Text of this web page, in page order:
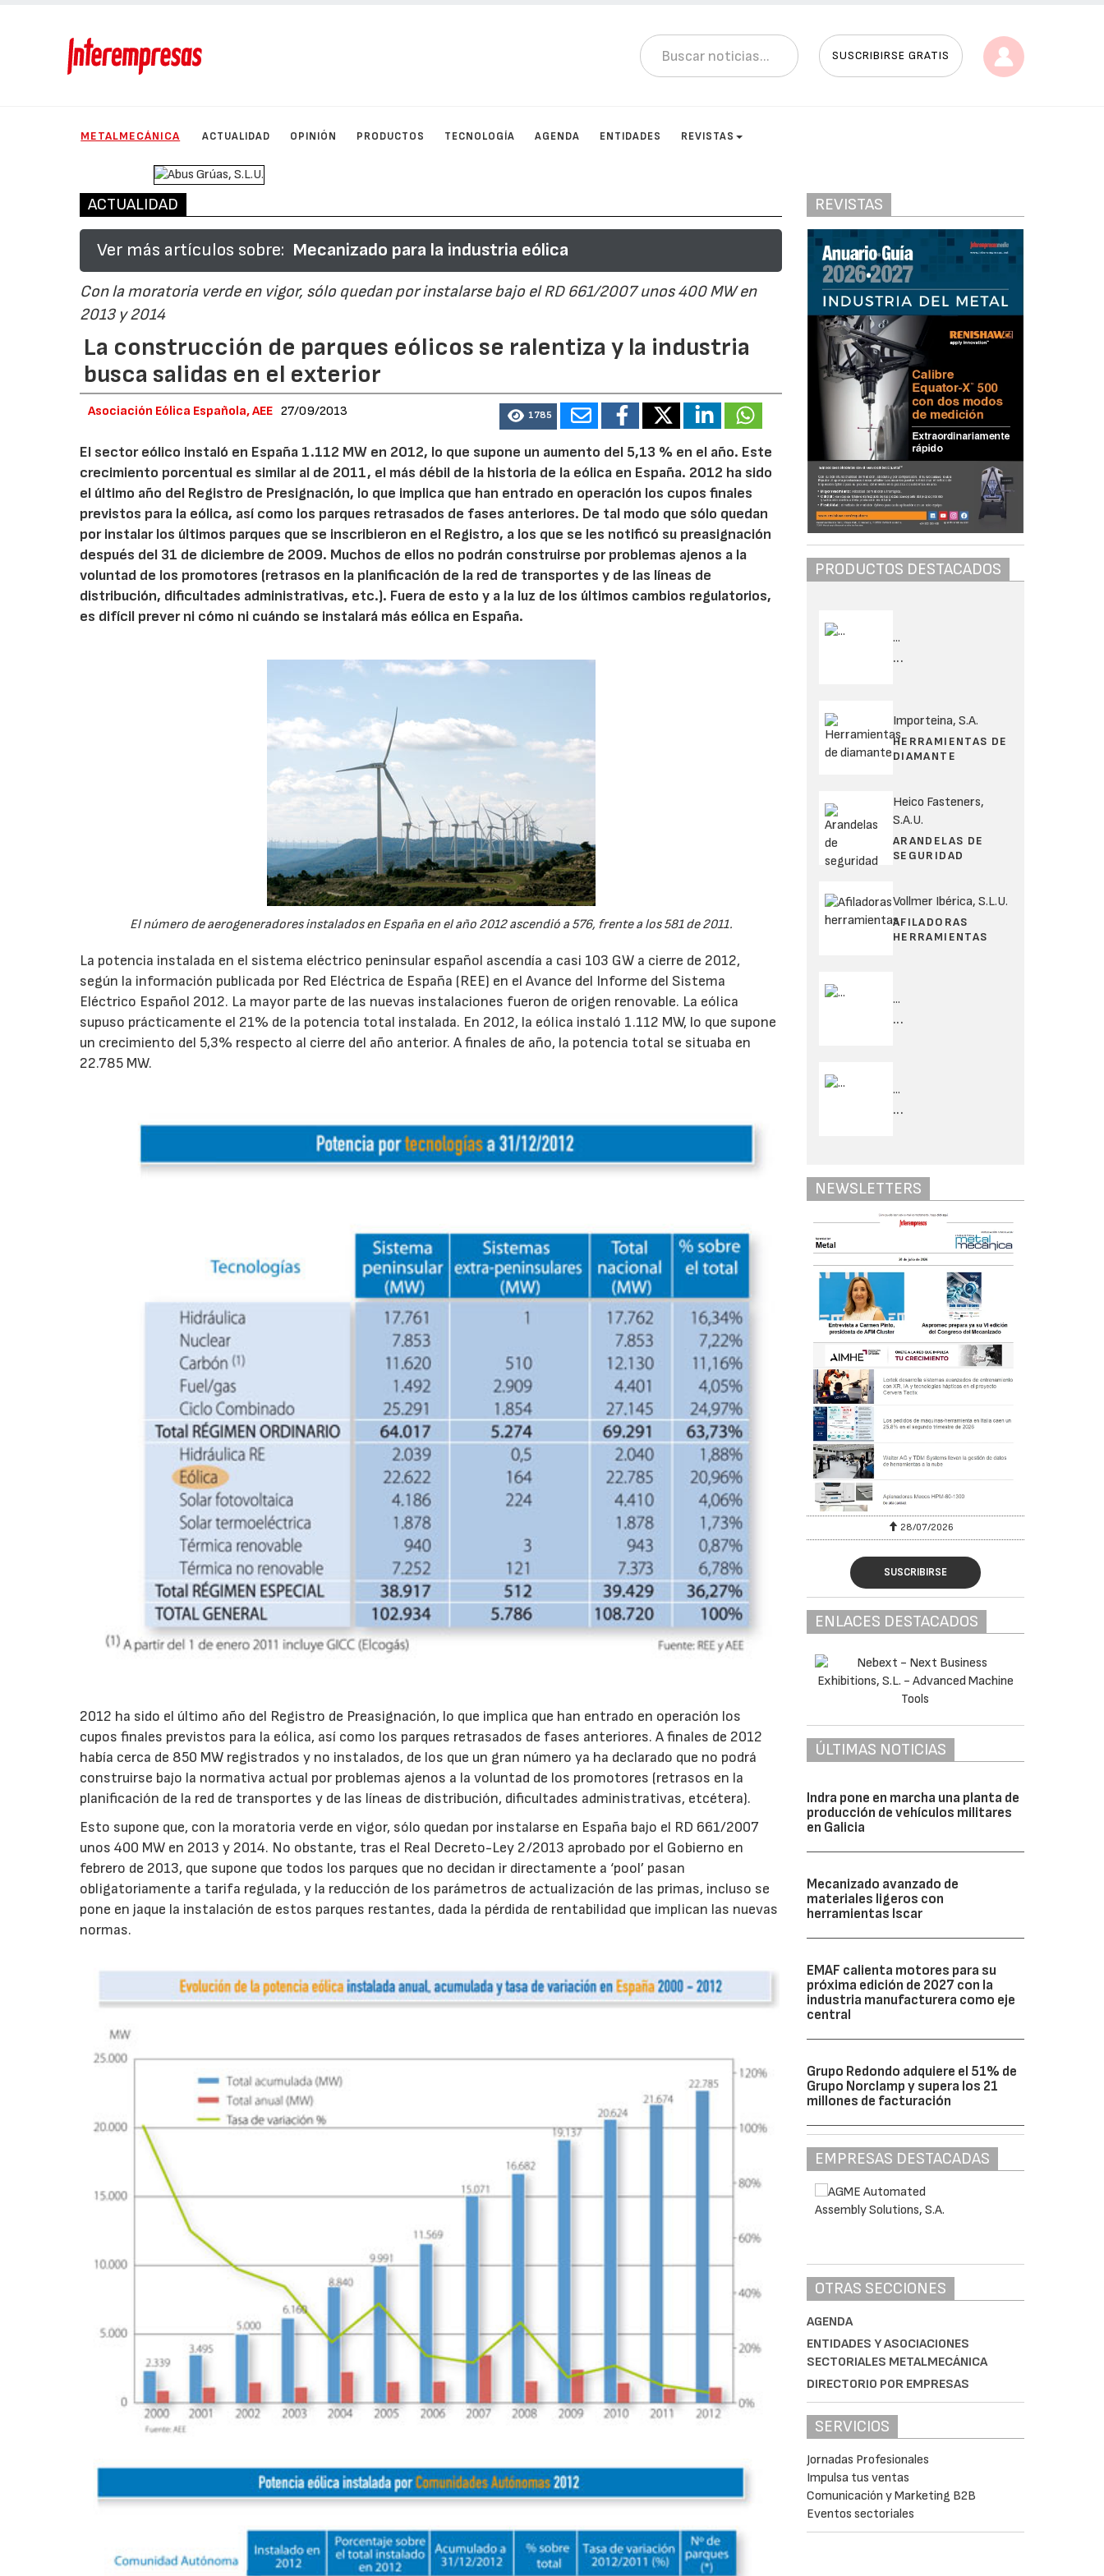
SUSCRIBIRSE GRATIS
METALMECÁNICA ACTUALIDAD OPINIÓN PRODUCTOS TECNOLOGÍA AGENDA ENTIDADES REVISTAS
ACTUALIDAD
Ver más artículos sobre: Mecanizado para la industria eólica
Con la moratoria verde en vigor, sólo quedan por instalarse bajo el RD 661/2007 unos 400 MW en
2013 y 2014
La construcción de parques eólicos se ralentiza y la industria
busca salidas en el exterior
Asociación Eólica Española, AEE 27/09/2013 1785
El sector eólico instaló en España 1.112 MW en 2012, lo que supone un aumento del 5,13 % en el año. Este
crecimiento porcentual es similar al de 2011, el más débil de la historia de la eólica en España. 2012 ha sido
el último año del Registro de Presignación, lo que implica que han entrado en operación los cupos finales
previstos para la eólica, así como los parques retrasados de fases anteriores. De tal modo que sólo quedan
por instalar los últimos parques que se inscribieron en el Registro, a los que se les notificó su preasignación
después del 31 de diciembre de 2009. Muchos de ellos no podrán construirse por problemas ajenos a la
voluntad de los promotores (retrasos en la planificación de la red de transportes y de las líneas de
distribución, dificultades administrativas, etc.). Fuera de esto y a la luz de los últimos cambios regulatorios,
es difícil prever ni cómo ni cuándo se instalará más eólica en España.
El número de aerogeneradores instalados en España en el año 2012 ascendió a 576, frente a los 581 de 2011.
La potencia instalada en el sistema eléctrico peninsular español ascendía a casi 103 GW a cierre de 2012,
según la información publicada por Red Eléctrica de España (REE) en el Avance del Informe del Sistema
Eléctrico Español 2012. La mayor parte de las nuevas instalaciones fueron de origen renovable. La eólica
supuso prácticamente el 21% de la potencia total instalada. En 2012, la eólica instaló 1.112 MW, lo que supone
un crecimiento del 5,3% respecto al cierre del año anterior. A finales de año, la potencia total se situaba en
22.785 MW.
2012 ha sido el último año del Registro de Preasignación, lo que implica que han entrado en operación los
cupos finales previstos para la eólica, así como los parques retrasados de fases anteriores. A finales de 2012
había cerca de 850 MW registrados y no instalados, de los que un gran número ya ha declarado que no podrá
construirse bajo la normativa actual por problemas ajenos a la voluntad de los promotores (retrasos en la
planificación de la red de transportes y de las líneas de distribución, dificultades administrativas, etcétera).
Esto supone que, con la moratoria verde en vigor, sólo quedan por instalarse en España bajo el RD 661/2007
unos 400 MW en 2013 y 2014. No obstante, tras el Real Decreto-Ley 2/2013 aprobado por el Gobierno en
febrero de 2013, que supone que todos los parques que no decidan ir directamente a ‘pool’ pasan
obligatoriamente a tarifa regulada, y la reducción de los parámetros de actualización de las primas, incluso se
pone en jaque la instalación de estos parques restantes, dada la pérdida de rentabilidad que implican las nuevas
normas.
REVISTAS
PRODUCTOS DESTACADOS
...
...
Importeina, S.A.
HERRAMIENTAS DE
DIAMANTE
Heico Fasteners,
S.A.U.
ARANDELAS DE
SEGURIDAD
Vollmer Ibérica, S.L.U.
AFILADORAS
HERRAMIENTAS
...
...
...
...
NEWSLETTERS
30/07/2026 28/07/2026
SUSCRIBIRSE
ENLACES DESTACADOS
ÚLTIMAS NOTICIAS
Indra pone en marcha una planta de
producción de vehículos militares
en Galicia
Mecanizado avanzado de
materiales ligeros con
herramientas Iscar
EMAF calienta motores para su
próxima edición de 2027 con la
industria manufacturera como eje
central
Grupo Redondo adquiere el 51% de
Grupo Norclamp y supera los 21
millones de facturación
EMPRESAS DESTACADAS
OTRAS SECCIONES
AGENDA
ENTIDADES Y ASOCIACIONES
SECTORIALES METALMECÁNICA
DIRECTORIO POR EMPRESAS
SERVICIOS
Jornadas Profesionales
Impulsa tus ventas
Comunicación y Marketing B2B
Eventos sectoriales